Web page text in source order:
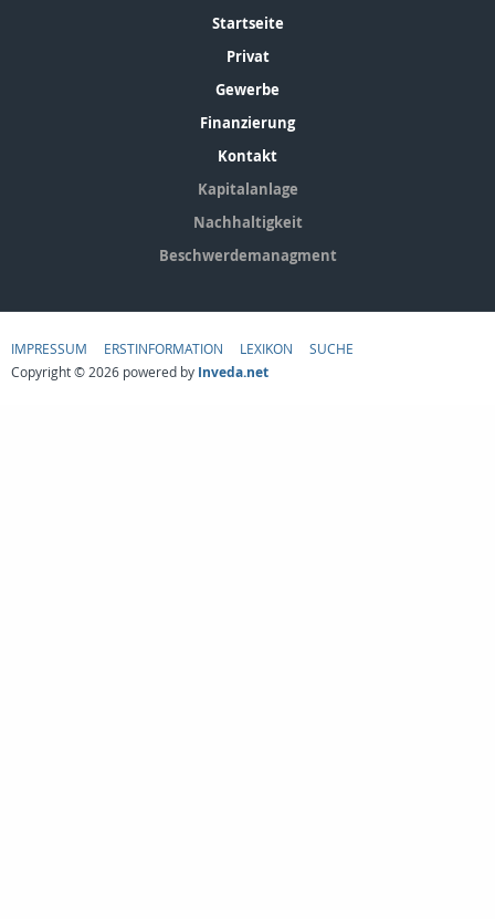
Startseite
Privat
Gewerbe
Finanzierung
Kontakt
Kapitalanlage
Nachhaltigkeit
Beschwerdemanagment
IMPRESSUM ERSTINFORMATION LEXIKON
SUCHE
Copyright © 2026 powered by Inveda.net